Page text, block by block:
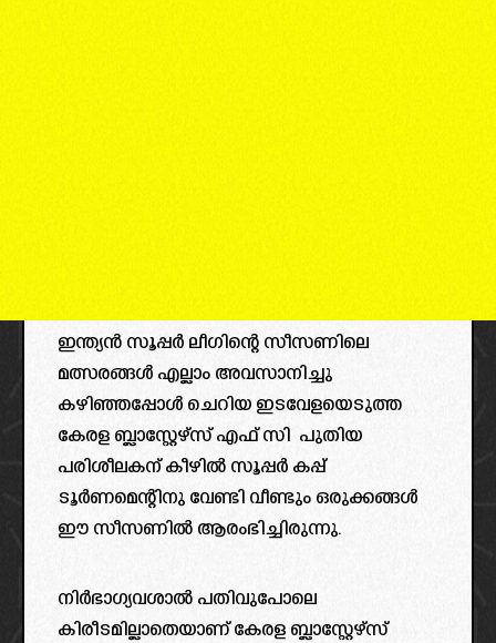
ഇന്ത്യൻ സൂപ്പർ ലീഗിന്റെ സീസണിലെ
മത്സരങ്ങൾ എല്ലാം അവസാനിച്ചു
കഴിഞ്ഞപ്പോൾ ചെറിയ ഇടവേളയെടുത്ത
കേരള ബ്ലാസ്റ്റേഴ്സ് എഫ് സി പുതിയ
പരിശീലകന് കീഴിൽ സൂപ്പർ കപ്പ്‌
ടൂർണമെന്റിനു വേണ്ടി വീണ്ടും ഒരുക്കങ്ങൾ
ഈ സീസണിൽ ആരംഭിച്ചിരുന്നു.
നിർഭാഗ്യവശാൽ പതിവുപോലെ
കിരീടമില്ലാതെയാണ് കേരള ബ്ലാസ്റ്റേഴ്സ്